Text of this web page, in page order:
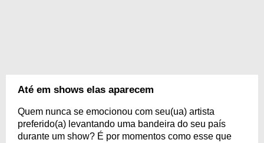
Até em shows elas aparecem
Quem nunca se emocionou com seu(ua) artista
preferido(a) levantando uma bandeira do seu país
durante um show? É por momentos como esse que